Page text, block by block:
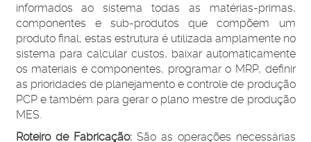
informados ao sistema todas as matérias-primas,
componentes e sub-produtos que compõem um
produto final, estas estrutura é utilizada amplamente no
sistema para calcular custos, baixar automaticamente
os materiais e componentes, programar o MRP, definir
as prioridades de planejamento e controle de produção
PCP e também para gerar o plano mestre de produção
MES.
Roteiro de Fabricação: São as operações necessárias